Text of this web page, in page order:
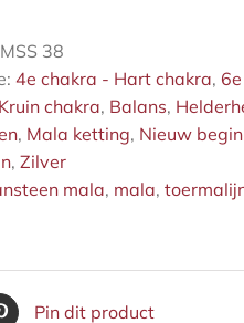
38
4e chakra - Hart chakra,
chakra, Balans,
, Mala ketting, Nieuw begin
, Zilver
mala, mala,
Pin dit product